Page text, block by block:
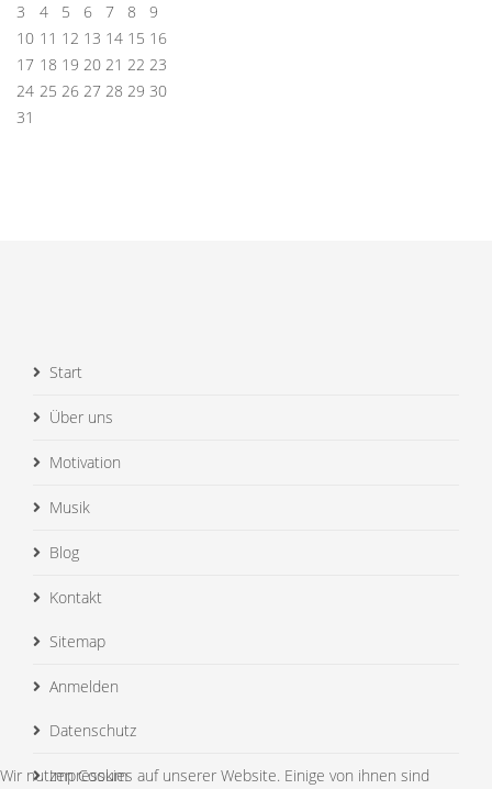
3
4 5 6 7 8
9
10 11 12 13 14 15 16
17 18 19 20 21 22 23
24 25 26 27 28 29 30
31
Start
Über uns
Motivation
Musik
Blog
Kontakt
Sitemap
Anmelden
Datenschutz
Impressum
Wir nutzen Cookies auf unserer Website. Einige von ihnen sind